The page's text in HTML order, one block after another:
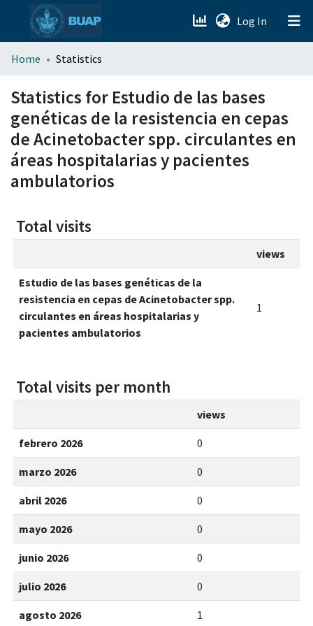
Log In (current)
menu.section.about_menu
All of DSpace
Home Statistics
Statistics for Estudio de las bases
genéticas de la resistencia en cepas
de Acinetobacter spp. circulantes en
áreas hospitalarias y pacientes
ambulatorios
Total visits
views
Estudio de las bases genéticas de la
resistencia en cepas de Acinetobacter spp.
circulantes en áreas hospitalarias y
pacientes ambulatorios
1
Total visits per month
views
febrero 2026 0
marzo 2026 0
abril 2026 0
mayo 2026 0
junio 2026 0
julio 2026 0
agosto 2026 1